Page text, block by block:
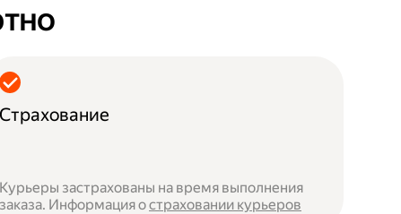
Страхование
Курьеры застрахованы на время выполнения
заказа. Информация остраховании курьеров